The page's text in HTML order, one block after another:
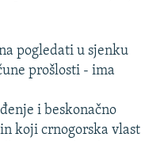
pogledati u sjenku
prošlosti - ima
i beskonačno
koji crnogorska vlast